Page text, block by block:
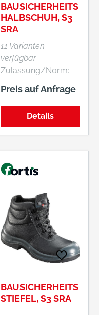
BAUSICHERHEITS
HALBSCHUH, S3
SRA
11 Varianten
verfügbar
Zulassung/Norm:
EN ISO 20345, S3
SRA Eigenschaften: •
Ergonomisch
geformter
Durchgehende
Schichten-
Polyurethan-
Laufsohle Material:
Schaft aus
geprägtem,
vollnarbigem Leder
Stahlzwischensohle
Preis auf Anfrage
Details
BAUSICHERHEITS
STIEFEL, S3 SRA